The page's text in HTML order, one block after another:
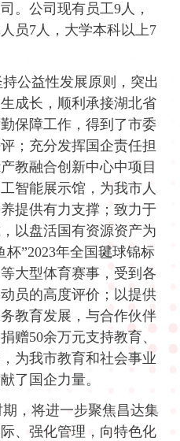
。公司现有员工9人，
员7人，大学本科以上7
公益性发展原则，突出
成长，顺利承接湖北省
保障工作，得到了市委
；充分发挥国企责任担
教融合创新中心中项目
智能展示馆，为我市人
提供有力支撑；致力于
以盘活国有资源资产为
”2023年全国毽球锦标
大型体育赛事，受到各
员的高度评价；以提供
教育发展，与合作伙伴
赠50余万元支持教育、
为我市教育和社会事业
了国企力量。
，将进一步聚焦昌达集
、强化管理，向特色化